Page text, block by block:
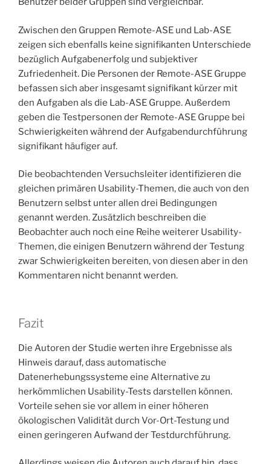
Zwischen den Gruppen Remote-ASE und Lab-ASE
zeigen sich ebenfalls keine signifikanten Unterschiede
bezüglich Aufgabenerfolg und subjektiver
Zufriedenheit. Die Personen der Remote-ASE Gruppe
befassen sich aber insgesamt signifikant kürzer mit
den Aufgaben als die Lab-ASE Gruppe. Außerdem
geben die Testpersonen der Remote-ASE Gruppe bei
Schwierigkeiten während der Aufgabendurchführung
signifikant häufiger auf.
Die beobachtenden Versuchsleiter identifizieren die
gleichen primären Usability-Themen, die auch von den
Benutzern selbst unter allen drei Bedingungen
genannt werden. Zusätzlich beschreiben die
Beobachter auch noch eine Reihe weiterer Usability-
Themen, die einigen Benutzern während der Testung
zwar Schwierigkeiten bereiten, von diesen aber in den
Kommentaren nicht benannt werden.
Fazit
Die Autoren der Studie werten ihre Ergebnisse als
Hinweis darauf, dass automatische
Datenerhebungssysteme eine Alternative zu
herkömmlichen Usability-Tests darstellen können.
Vorteile sehen sie vor allem in einer höheren
ökologischen Validität durch Vor-Ort-Testung und
einen geringeren Aufwand der Testdurchführung.